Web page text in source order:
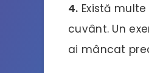
4. Există
cuvânt. Un
ai mâncat